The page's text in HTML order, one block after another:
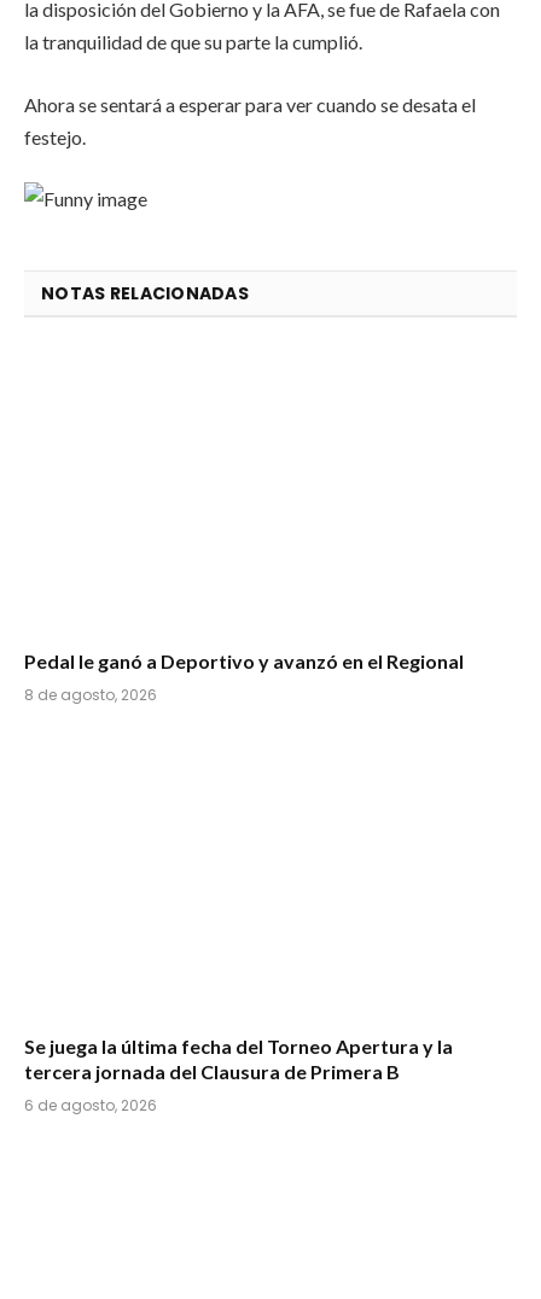
la disposición del Gobierno y la AFA, se fue de Rafaela con
la tranquilidad de que su parte la cumplió.
Ahora se sentará a esperar para ver cuando se desata el
festejo.
NOTAS RELACIONADAS
Pedal le ganó a Deportivo y avanzó en el Regional
8 de agosto, 2026
Se juega la última fecha del Torneo Apertura y la
tercera jornada del Clausura de Primera B
6 de agosto, 2026